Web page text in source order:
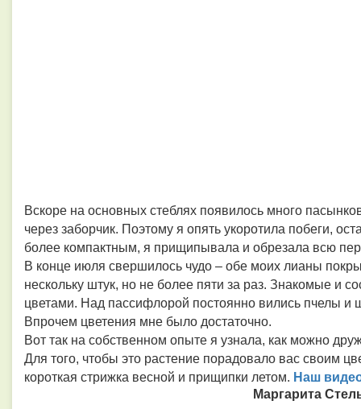
Вскоре на основных стеблях появилось много
через заборчик. Поэтому я опять укоротила побеги,
более компактным, я прищипывала и обрезала всю
В конце июля свершилось чудо – обе моих лианы
нескольку штук, но не более пяти за раз. Знакомые и
цветами. Над пассифлорой постоянно вились пчелы и
Впрочем цветения мне было достаточно.
Вот так на собственном опыте я узнала, как можно
Для того, чтобы это растение порадовало вас своим
короткая стрижка весной и прищипки летом. Наш
Маргарита